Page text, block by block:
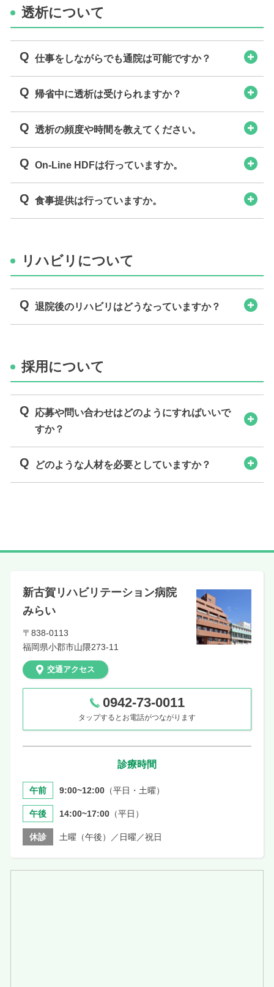
透析について
Q 仕事をしながらでも通院は可能ですか？
Q 帰省中に透析は受けられますか？
Q 透析の頻度や時間を教えてください。
Q On-Line HDFは行っていますか。
Q 食事提供は行っていますか。
リハビリについて
Q 退院後のリハビリはどうなっていますか？
採用について
Q
応募や問い合わせはどのようにすればいいで
すか？
Q どのような人材を必要としていますか？
新古賀リハビリテーション病院
みらい
〒838-0113
福岡県小郡市山隈273-11
交通アクセス
0942-73-0011
タップするとお電話がつながります
診療時間
午前 9:00~12:00 （平日・土曜）
午後 14:00~17:00 （平日）
休診 土曜（午後）／日曜／祝日